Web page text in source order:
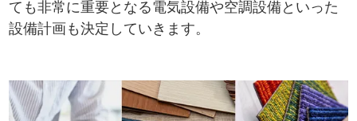
ても非常に重要となる電気設備や空調設備といった
設備計画も決定していきます。